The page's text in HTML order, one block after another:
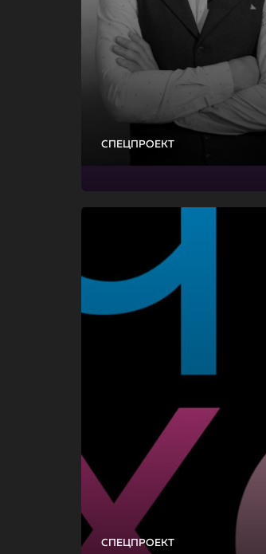
СПЕЦПРОЕКТ
СПЕЦПРОЕКТ